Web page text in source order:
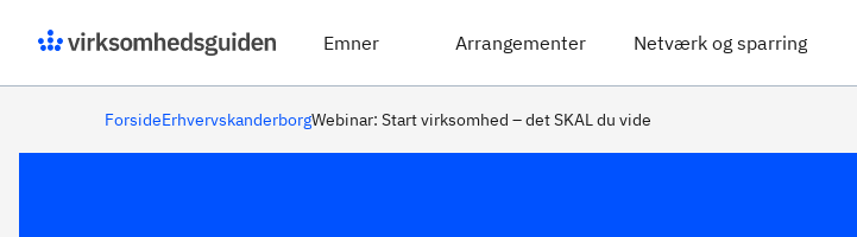
Emner Arrangementer Netværk og sparring
ForsideErhvervskanderborgWebinar: Start virksomhed – det SKAL du vide